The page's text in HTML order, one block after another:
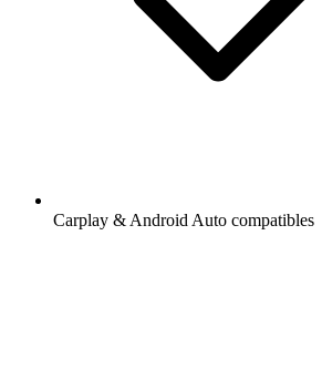
Carplay & Android Auto compatibles